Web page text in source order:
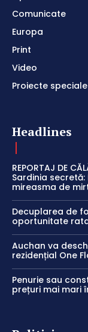
Comunicate
Europa
Print
Video
Proiecte speciale
Headlines
REPORTAJ DE
Sardinia
mireasma de
Decuplarea de
oportunitate
Auchan va
rezidențial One
Penurie sau
prețuri mai mari